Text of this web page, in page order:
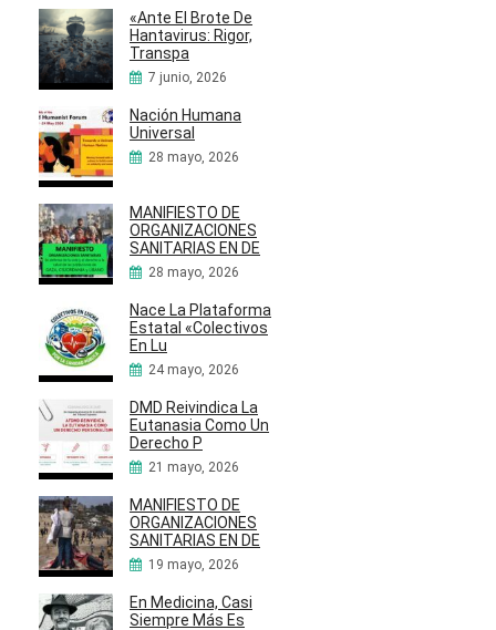
«Ante El Brote De
Hantavirus: Rigor,
Transpa
7 junio, 2026
Nación Humana
Universal
28 mayo, 2026
MANIFIESTO DE
ORGANIZACIONES
SANITARIAS EN DE
28 mayo, 2026
Nace La Plataforma
Estatal «Colectivos
En Lu
24 mayo, 2026
DMD Reivindica La
Eutanasia Como Un
Derecho P
21 mayo, 2026
MANIFIESTO DE
ORGANIZACIONES
SANITARIAS EN DE
19 mayo, 2026
En Medicina, Casi
Siempre Más Es